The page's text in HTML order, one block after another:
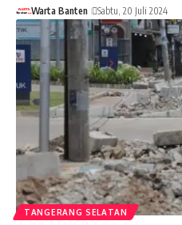
Warta Banten Sabtu, 20 Juli 2024
TANGERANG SELATAN